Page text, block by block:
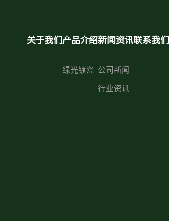
关于我们 产品介绍
绿光镀瓷
新闻资讯
公司新闻
行业资讯
联系我们